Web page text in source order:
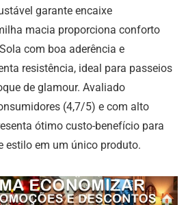
garante encaixe
macia proporciona conforto
com boa aderência e
resistência, ideal para passeios
de glamour. Avaliado
(4,7/5) e com alto
ótimo custo-benefício para
estilo em um único produto.